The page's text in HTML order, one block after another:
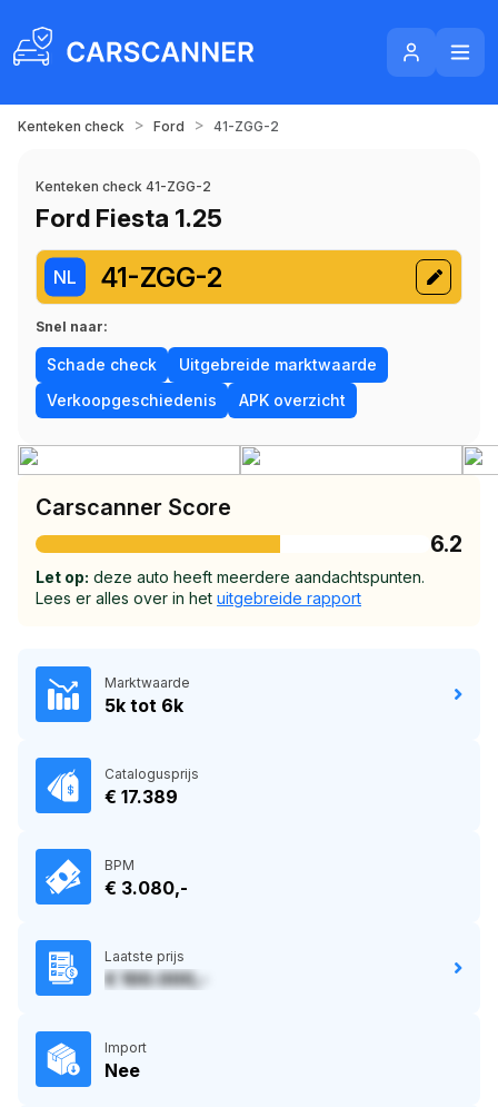
Kenteken check > Ford > 41-ZGG-2
Kenteken check 41-ZGG-2
Ford Fiesta 1.25
NL 41-ZGG-2
Snel naar:
Schade check
Uitgebreide marktwaarde
Verkoopgeschiedenis
APK overzicht
Carscanner Score
6.2
Let op: deze auto heeft meerdere aandachtspunten.
Lees er alles over in het uitgebreide rapport
Marktwaarde
5k tot 6k
Catalogusprijs
€ 17.389
BPM
€ 3.080,-
Laatste prijs
€ 100.000,-
Import
Nee